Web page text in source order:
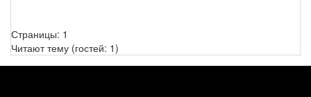
Страницы: 1
Читают тему (гостей: 1)